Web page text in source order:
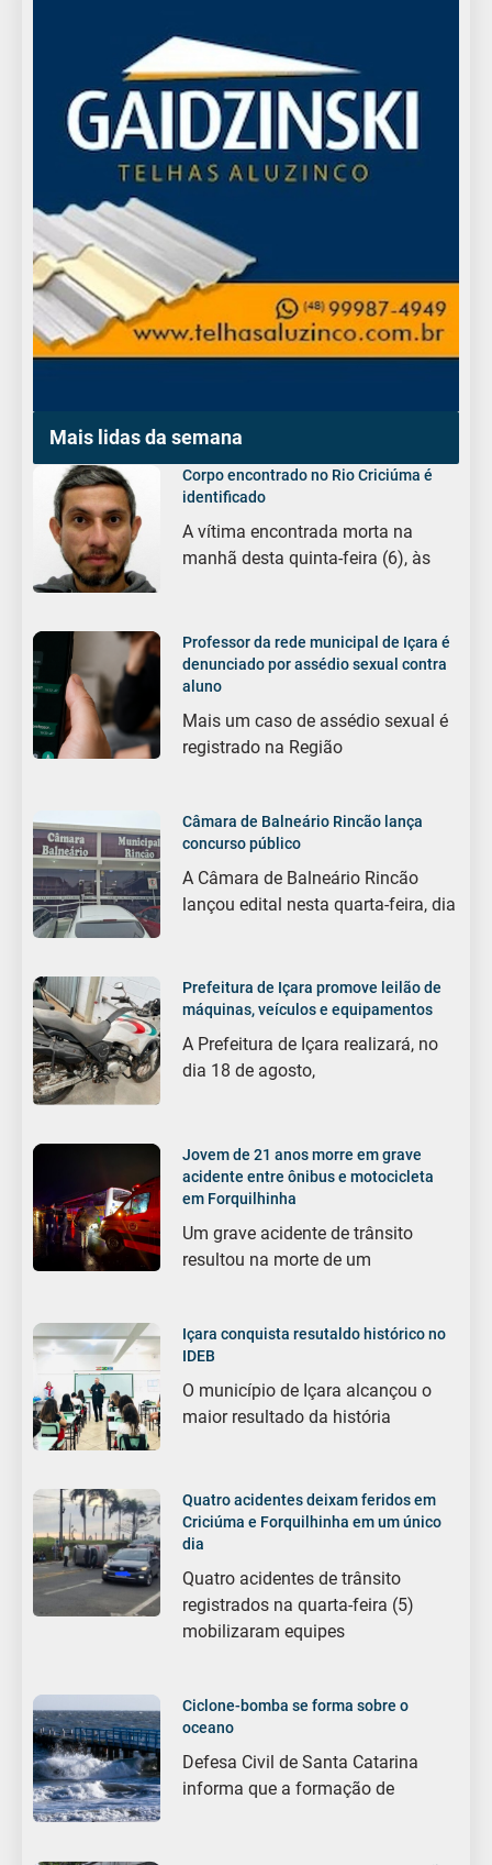
Mais lidas da semana
Corpo encontrado no Rio Criciúma é
identificado
A vítima encontrada morta na
manhã desta quinta-feira (6), às
Professor da rede municipal de Içara é
denunciado por assédio sexual contra
aluno
Mais um caso de assédio sexual é
registrado na Região
Câmara de Balneário Rincão lança
concurso público
A Câmara de Balneário Rincão
lançou edital nesta quarta-feira, dia
Prefeitura de Içara promove leilão de
máquinas, veículos e equipamentos
A Prefeitura de Içara realizará, no
dia 18 de agosto,
Jovem de 21 anos morre em grave
acidente entre ônibus e motocicleta
em Forquilhinha
Um grave acidente de trânsito
resultou na morte de um
Içara conquista resutaldo histórico no
IDEB
O município de Içara alcançou o
maior resultado da história
Quatro acidentes deixam feridos em
Criciúma e Forquilhinha em um único
dia
Quatro acidentes de trânsito
registrados na quarta-feira (5)
mobilizaram equipes
Ciclone-bomba se forma sobre o
oceano
Defesa Civil de Santa Catarina
informa que a formação de